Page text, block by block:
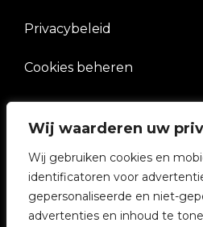
Wij waarderen uw
Wij gebruiken cookies en
identificatoren voor
gepersonaliseerde en niet-
advertenties en inhoud te
Privacybeleid
Cookies beheren
BEDRIJF
V2C Gemeenschap
e-Chargers